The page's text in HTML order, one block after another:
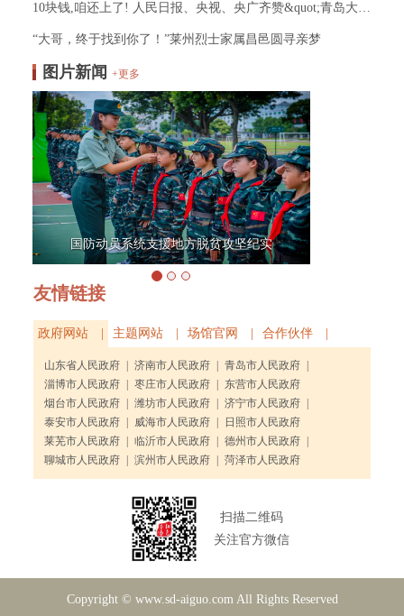
10块钱,咱还上了! 人民日报、央视、央广齐赞&quot;青岛大叔&quot;！
“大哥，终于找到你了！”莱州烈士家属昌邑圆寻亲梦
图片新闻 +更多
国防动员系统支援地方脱贫攻坚纪实
友情链接
政府网站 | 主题网站 | 场馆官网 | 合作伙伴 |
山东省人民政府 济南市人民政府 青岛市人民政府
淄博市人民政府
枣庄市人民政府
东营市人民政府
烟台市人民政府
潍坊市人民政府 济宁市人民政府
泰安市人民政府
威海市人民政府
日照市人民政府
莱芜市人民政府
临沂市人民政府 德州市人民政府
聊城市人民政府
滨州市人民政府 菏泽市人民政府
扫描二维码
关注官方微信
Copyright © www.sd-aiguo.com All Rights Reserved